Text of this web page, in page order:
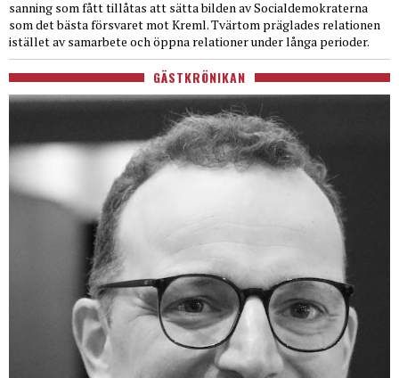
sanning som fått tillåtas att sätta bilden av Socialdemokraterna
som det bästa försvaret mot Kreml. Tvärtom präglades relationen
istället av samarbete och öppna relationer under långa perioder.
GÄSTKRÖNIKAN